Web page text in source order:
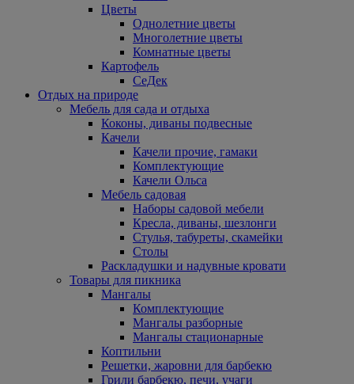
Цветы
Однолетние цветы
Многолетние цветы
Комнатные цветы
Картофель
СеДек
Отдых на природе
Мебель для сада и отдыха
Коконы, диваны подвесные
Качели
Качели прочие, гамаки
Комплектующие
Качели Ольса
Мебель садовая
Наборы садовой мебели
Кресла, диваны, шезлонги
Стулья, табуреты, скамейки
Столы
Раскладушки и надувные кровати
Товары для пикника
Мангалы
Комплектующие
Мангалы разборные
Мангалы стационарные
Коптильни
Решетки, жаровни для барбекю
Грили барбекю, печи, учаги